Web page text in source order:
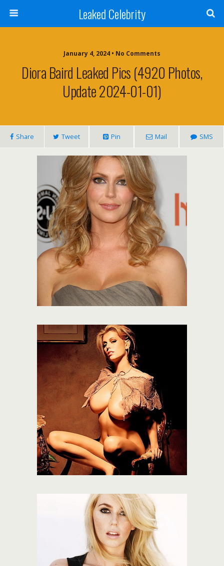
Leaked Celebrity
January 4, 2024 • No Comments
Diora Baird Leaked Pics (4920 Photos,
Update 2024-01-01)
Share Tweet Pin Mail SMS